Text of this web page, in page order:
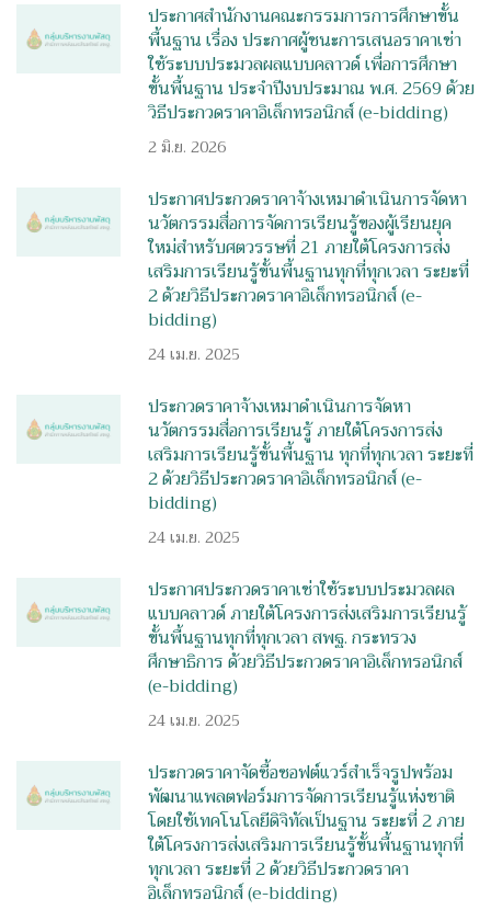
ประกาศสำนักงานคณะกรรมการการศึกษาขั้น
พื้นฐาน เรื่อง ประกาศผู้ชนะการเสนอราคาเช่า
ใช้ระบบประมวลผลแบบคลาวด์ เพื่อการศึกษา
ขั้นพื้นฐาน ประจำปีงบประมาณ พ.ศ. 2569 ด้วย
วิธีประกวดราคาอิเล็กทรอนิกส์ (e-bidding)
2 มิ.ย. 2026
ประกาศประกวดราคาจ้างเหมาดำเนินการจัดหา
นวัตกรรมสื่อการจัดการเรียนรู้ของผู้เรียนยุค
ใหม่สำหรับศตวรรษที่ 21 ภายใต้โครงการส่ง
เสริมการเรียนรู้ขั้นพื้นฐานทุกที่ทุกเวลา ระยะที่
2 ด้วยวิธีประกวดราคาอิเล็กทรอนิกส์ (e-
bidding)
24 เม.ย. 2025
ประกวดราคาจ้างเหมาดำเนินการจัดหา
นวัตกรรมสื่อการเรียนรู้ ภายใต้โครงการส่ง
เสริมการเรียนรู้ขั้นพื้นฐาน ทุกที่ทุกเวลา ระยะที่
2 ด้วยวิธีประกวดราคาอิเล็กทรอนิกส์ (e-
bidding)
24 เม.ย. 2025
ประกาศประกวดราคาเช่าใช้ระบบประมวลผล
แบบคลาวด์ ภายใต้โครงการส่งเสริมการเรียนรู้
ขั้นพื้นฐานทุกที่ทุกเวลา สพฐ. กระทรวง
ศึกษาธิการ ด้วยวิธีประกวดราคาอิเล็กทรอนิกส์
(e-bidding)
24 เม.ย. 2025
ประกวดราคาจัดซื้อซอฟต์แวร์สำเร็จรูปพร้อม
พัฒนาแพลตฟอร์มการจัดการเรียนรู้แห่งชาติ
โดยใช้เทคโนโลยีดิจิทัลเป็นฐาน ระยะที่ 2 ภาย
ใต้โครงการส่งเสริมการเรียนรู้ขั้นพื้นฐานทุกที่
ทุกเวลา ระยะที่ 2 ด้วยวิธีประกวดราคา
อิเล็กทรอนิกส์ (e-bidding)